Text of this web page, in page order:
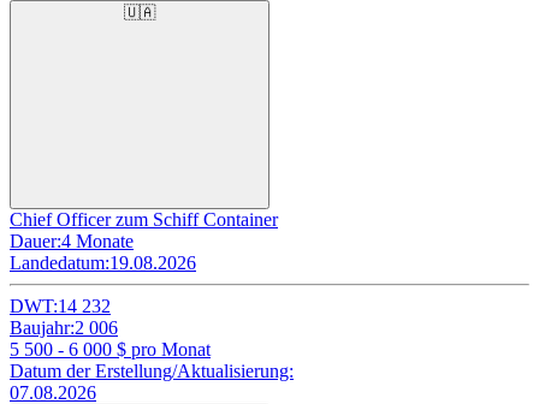
🇺🇦
Chief Officer zum Schiff Container
Dauer:4 Monate
Landedatum:19.08.2026
DWT:14 232
Baujahr:2 006
5 500 - 6 000 $ pro Monat
Datum der Erstellung/Aktualisierung:
07.08.2026